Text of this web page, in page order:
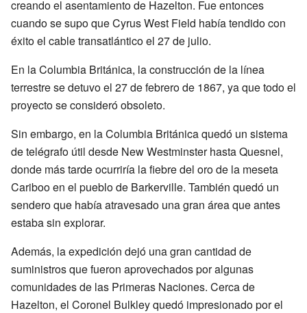
creando el asentamiento de Hazelton. Fue entonces
cuando se supo que Cyrus West Field había tendido con
éxito el cable transatlántico el 27 de julio.
En la Columbia Británica, la construcción de la línea
terrestre se detuvo el 27 de febrero de 1867, ya que todo el
proyecto se consideró obsoleto.
Sin embargo, en la Columbia Británica quedó un sistema
de telégrafo útil desde New Westminster hasta Quesnel,
donde más tarde ocurriría la fiebre del oro de la meseta
Cariboo en el pueblo de Barkerville. También quedó un
sendero que había atravesado una gran área que antes
estaba sin explorar.
Además, la expedición dejó una gran cantidad de
suministros que fueron aprovechados por algunas
comunidades de las Primeras Naciones. Cerca de
Hazelton, el Coronel Bulkley quedó impresionado por el